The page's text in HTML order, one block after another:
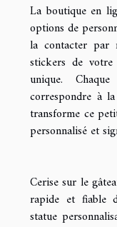
La boutique en
options de
la contacter
stickers de
unique.
correspondre à
transforme ce
personnalisé et
Cerise sur le
rapide et fiable
statue